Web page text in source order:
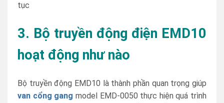
tục
3. Bộ truyền động điện EMD10
hoạt động như nào
Bộ truyền động EMD10 là thành phần quan trọng giúp
van cổng gang model EMD-0050 thực hiện quá trình